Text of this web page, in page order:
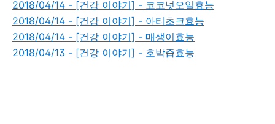
2018/04/14 - [건강 이야기] - 코코넛오일효능
2018/04/14 - [건강 이야기] - 아티초크효능
2018/04/14 - [건강 이야기] - 매생이효능
2018/04/13 - [건강 이야기] - 호박즙효능